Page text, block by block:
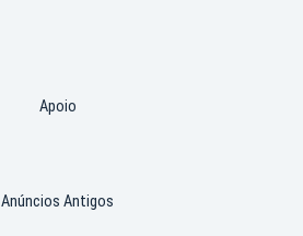
Apoio
Anúncios Antigos